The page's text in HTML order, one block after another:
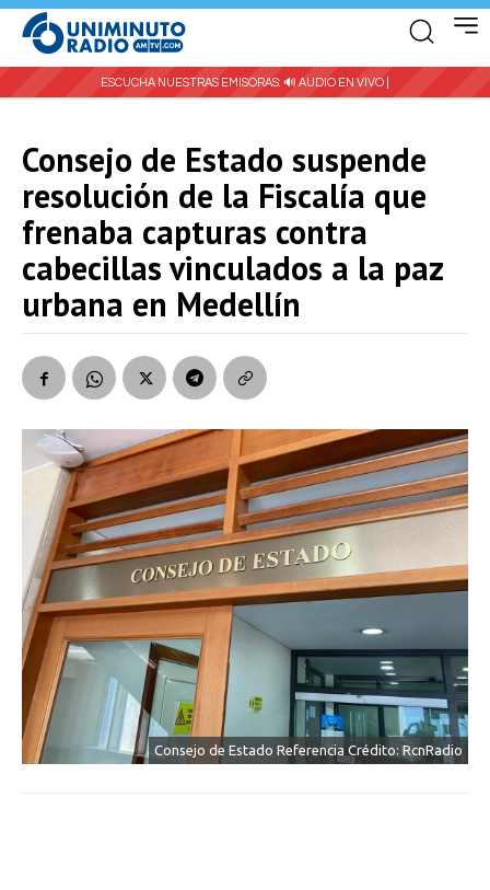
ESCUCHA NUESTRAS EMISORAS: 🔊 AUDIO EN VIVO |
Consejo de Estado suspende
resolución de la Fiscalía que
frenaba capturas contra
cabecillas vinculados a la paz
urbana en Medellín
Consejo de Estado Referencia Crédito: RcnRadio